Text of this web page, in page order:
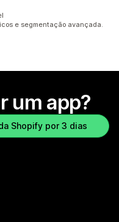
e segmentação avançada.
um app?
Shopify por 3 dias